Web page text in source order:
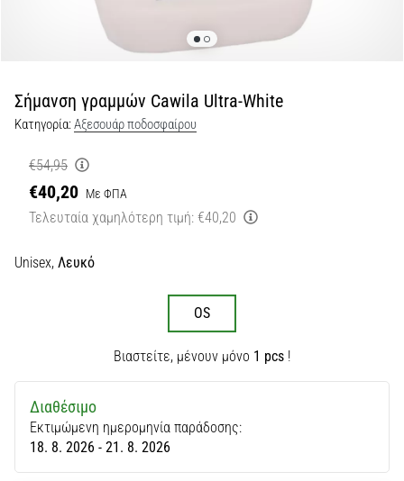
άρθρων
Σήμανση γραμμών Cawila Ultra-White
Κατηγορία:Αξεσουάρ ποδοσφαίρου
€54,95
€40,20 Με ΦΠΑ
Τελευταία χαμηλότερη τιμή: €40,20
Unisex, Λευκό
OS
Βιαστείτε, μένουν μόνο 1 pcs !
Διαθέσιμο
Εκτιμώμενη ημερομηνία παράδοσης:
18. 8. 2026 - 21. 8. 2026